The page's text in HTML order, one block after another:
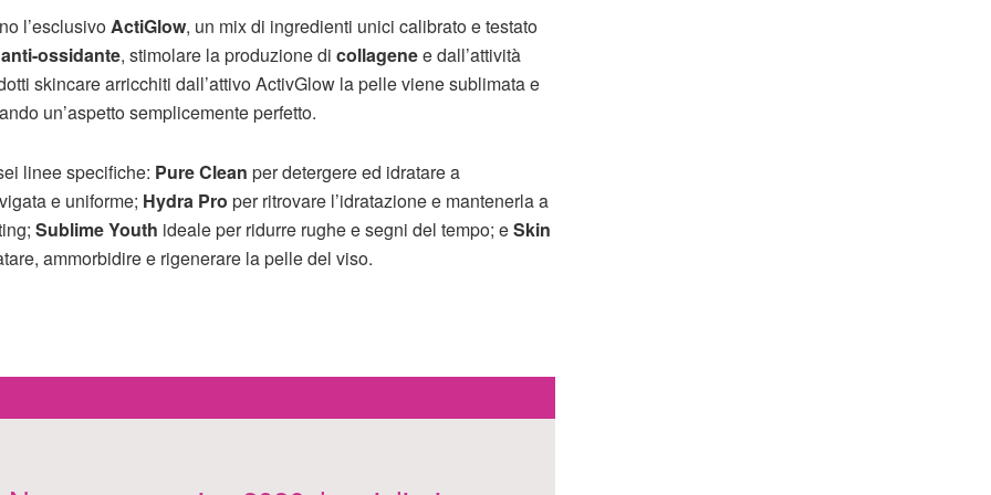
l’esclusivoActiGlow, un mix di ingredienti unici calibrato e testato
anti-ossidante, stimolare la produzione di collagenee dall’attività
skincare arricchiti dall’attivo ActivGlow la pelle viene sublimata e
un’aspetto semplicemente perfetto.
linee specifiche: Pure Clean per detergere ed idratare a
e uniforme; Hydra Pro per ritrovare l’idratazione e mantenerla a
Sublime Youth ideale per ridurre rughe e segni del tempo; eSkin
ammorbidire e rigenerare la pelle del viso.